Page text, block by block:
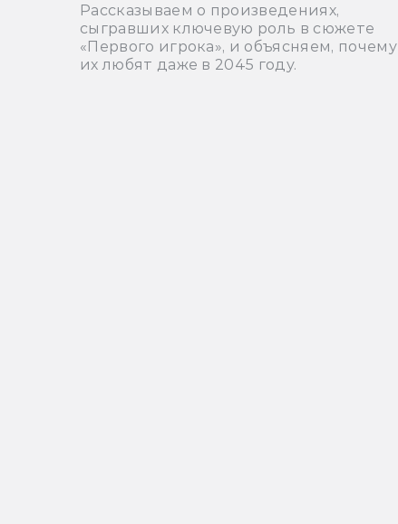
Рассказываем о произведениях,
сыгравших ключевую роль в сюжете
«Первого игрока», и объясняем, почему
их любят даже в 2045 году.